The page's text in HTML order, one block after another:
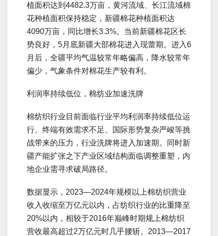
植面积达到4482.3万亩，黄河流域、长江流域棉
花种植面积保持稳定，新疆棉花种植面积达
4090万亩，同比增长3.3%。当前新疆棉花区长
势良好，5月底新疆大部棉花进入现蕾期。进入6
月后，全疆平均气温较常年略偏高，降水较常年
偏少，气象条件对棉花生产较有利。
利润率持续低位，棉纺业加速洗牌
棉纺织行业目前面临行业平均利润率持续低位运
行、终端有效需求不足、国际形势复杂严峻等挑
战带来的压力，行业洗牌将进入加速期。同时新
疆产能扩张之下产业区域结构面临调整重塑，内
地企业需寻求破局路径。
数据显示，2023—2024年规模以上棉纺织营业
收入收缩至万亿元以内，占纺织行业的比重降至
20%以内，相较于2016年巅峰时期规上棉纺织
营收最高超过2万亿元时几乎腰斩。2013—2017